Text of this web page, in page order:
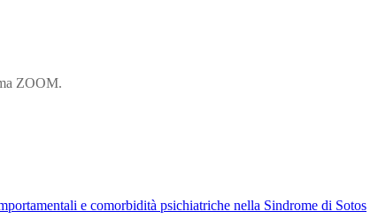
ZOOM.
e comorbidità psichiatriche nella Sindrome di Sotos